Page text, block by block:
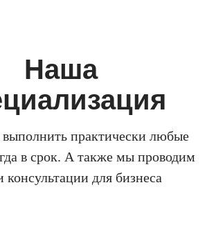
Наша
практически любые
в срок. А также мы проводим
консультации для бизнеса